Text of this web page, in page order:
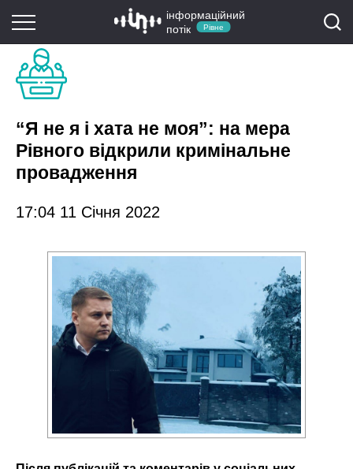
інформаційний
потік
Рівне
“Я не я і хата не моя”: на мера
Рівного відкрили кримінальне
провадження
17:04 11 Січня 2022